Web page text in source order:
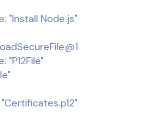
"Install Node.js"
"P12File"